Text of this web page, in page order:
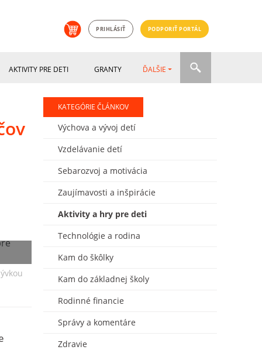
PRIHLÁSIŤ PODPORIŤ PORTÁL
AKTIVITY PRE DETI GRANTY ĎALŠIE
KATEGÓRIE ČLÁNKOV
Výchova a vývoj detí
Vzdelávanie detí
Sebarozvoj a motivácia
Zaujímavosti a inšpirácie
Aktivity a hry pre deti
Technológie a rodina
Kam do škôlky
Kam do základnej školy
Rodinné financie
Správy a komentáre
Zdravie